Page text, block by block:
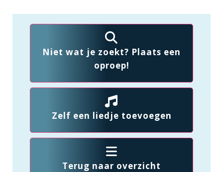
Niet wat je zoekt? Plaats een
oproep!
Zelf een liedje toevoegen
Terug naar overzicht